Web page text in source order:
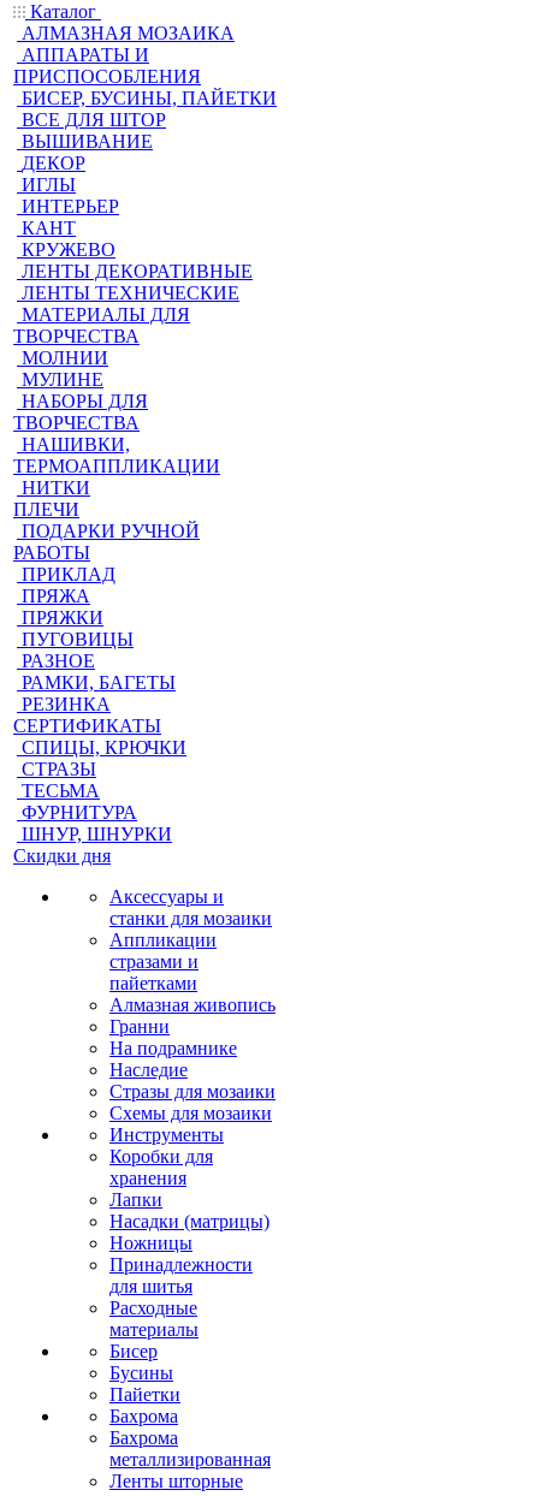
Каталог
АЛМАЗНАЯ МОЗАИКА
АППАРАТЫ И
ПРИСПОСОБЛЕНИЯ
БИСЕР, БУСИНЫ, ПАЙЕТКИ
ВСЕ ДЛЯ ШТОР
ВЫШИВАНИЕ
ДЕКОР
ИГЛЫ
ИНТЕРЬЕР
КАНТ
КРУЖЕВО
ЛЕНТЫ ДЕКОРАТИВНЫЕ
ЛЕНТЫ ТЕХНИЧЕСКИЕ
МАТЕРИАЛЫ ДЛЯ
ТВОРЧЕСТВА
МОЛНИИ
МУЛИНЕ
НАБОРЫ ДЛЯ
ТВОРЧЕСТВА
НАШИВКИ,
ТЕРМОАППЛИКАЦИИ
НИТКИ
ПЛЕЧИ
ПОДАРКИ РУЧНОЙ
РАБОТЫ
ПРИКЛАД
ПРЯЖА
ПРЯЖКИ
ПУГОВИЦЫ
РАЗНОЕ
РАМКИ, БАГЕТЫ
РЕЗИНКА
СЕРТИФИКАТЫ
СПИЦЫ, КРЮЧКИ
СТРАЗЫ
ТЕСЬМА
ФУРНИТУРА
ШНУР, ШНУРКИ
Скидки дня
Аксессуары и
станки для мозаики
Аппликации
стразами и
пайетками
Алмазная живопись
Гранни
На подрамнике
Наследие
Стразы для мозаики
Схемы для мозаики
Инструменты
Коробки для
хранения
Лапки
Насадки (матрицы)
Ножницы
Принадлежности
для шитья
Расходные
материалы
Бисер
Бусины
Пайетки
Бахрома
Бахрома
металлизированная
Ленты шторные